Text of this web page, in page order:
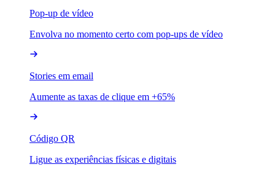
Pop-up de vídeo
Envolva no momento certo com pop-ups de vídeo
Stories em email
Aumente as taxas de clique em +65%
Código QR
Ligue as experiências físicas e digitais